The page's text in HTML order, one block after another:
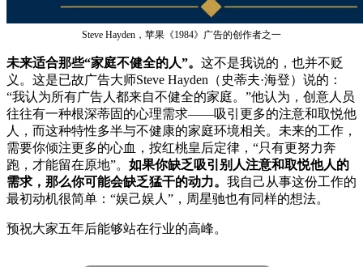
Steve Hayden，苹果《1984》广告的创作者之一
未来适合那些“家庭不健全的人”。 这不是我说的，也并不贬
义。这是已故广告大师Steve Hayden（史蒂夫·海登）说的：
“我认为所有广告人都来自不健全的家庭。”他认为，创意人员
往往有一种根深蒂固的心理需求——吸引更多的注意和取悦他
人，而这种特性多半与不健康的家庭环境相关。未来的工作，
需要你倾注更多的心血，按红桃皇后定律，“只有更努力奔
跑，才能留在原地”。 如果你缺乏吸引别人注意和取悦他人的
需求，那么你可能会缺乏猛干的动力。 我自己从事这份工作的
最初动机很简单：“娱己娱人”，周星驰也有同样的想法。
预祝大家五年后能够站在行业的高峰。